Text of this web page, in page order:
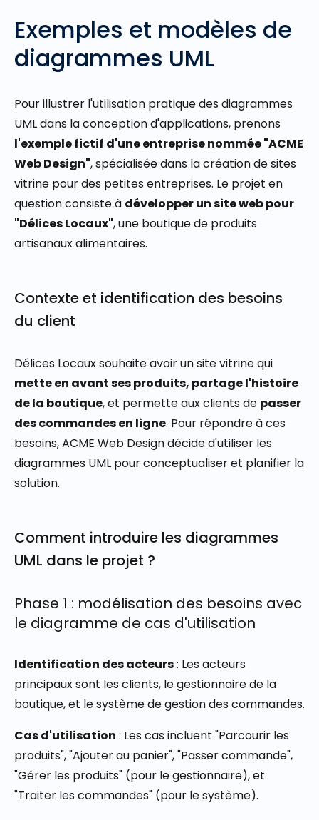
Exemples et modèles de
diagrammes UML
Pour illustrer l'utilisation pratique des diagrammes
UML dans la conception d'applications, prenons
l'exemple fictif d'une entreprise nommée "ACME
Web Design", spécialisée dans la création de sites
vitrine pour des petites entreprises. Le projet en
question consiste à développer un site web pour
"Délices Locaux", une boutique de produits
artisanaux alimentaires.
Contexte et identification des besoins
du client
Délices Locaux souhaite avoir un site vitrine qui
mette en avant ses produits, partage l'histoire
de la boutique, et permette aux clients de passer
des commandes en ligne. Pour répondre à ces
besoins, ACME Web Design décide d'utiliser les
diagrammes UML pour conceptualiser et planifier la
solution.
Comment introduire les diagrammes
UML dans le projet ?
Phase 1 : modélisation des besoins avec
le diagramme de cas d'utilisation
Identification des acteurs: Les acteurs
principaux sont les clients, le gestionnaire de la
boutique, et le système de gestion des commandes.
Cas d'utilisation : Les cas incluent "Parcourir les
produits", "Ajouter au panier", "Passer commande",
"Gérer les produits" (pour le gestionnaire), et
"Traiter les commandes" (pour le système).